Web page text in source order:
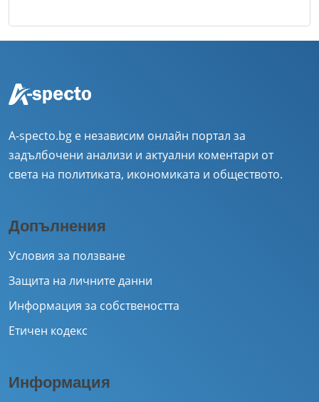
A-specto.bg е независим онлайн портал за
задълбочени анализи и актуални коментари от
света на политиката, икономиката и обществото.
Допълнения
Условия за ползване
Защита на личните данни
Информация за собствеността
Етичен кодекс
Информация